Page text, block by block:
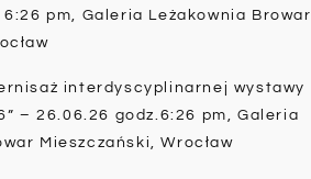
pm, Galeria Leżakownia Browar
interdyscyplinarnej wystawy
– 26.06.26 godz.6:26 pm, Galeria
Mieszczański, Wrocław